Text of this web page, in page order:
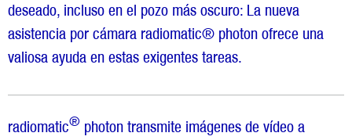
deseado, incluso en el pozo más oscuro: La nueva
asistencia por cámara radiomatic® photon ofrece una
valiosa ayuda en estas exigentes tareas.
radiomatic® photon transmite imágenes de vídeo a